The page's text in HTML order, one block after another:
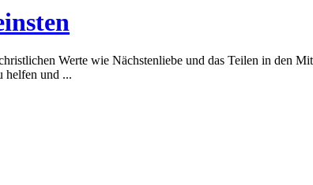
Werte wie Nächstenliebe und das Teilen in den
helfen und ...